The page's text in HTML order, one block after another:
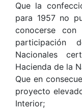
Que la
para 1957 no
conocerse con
participación
Nacionales
Hacienda de la
Que en
proyecto
Interior;